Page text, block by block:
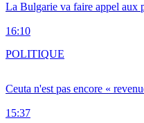
La Bulgarie va faire appel aux
16:10
Ceuta n'est pas encore «
15:37
POLITIQUE